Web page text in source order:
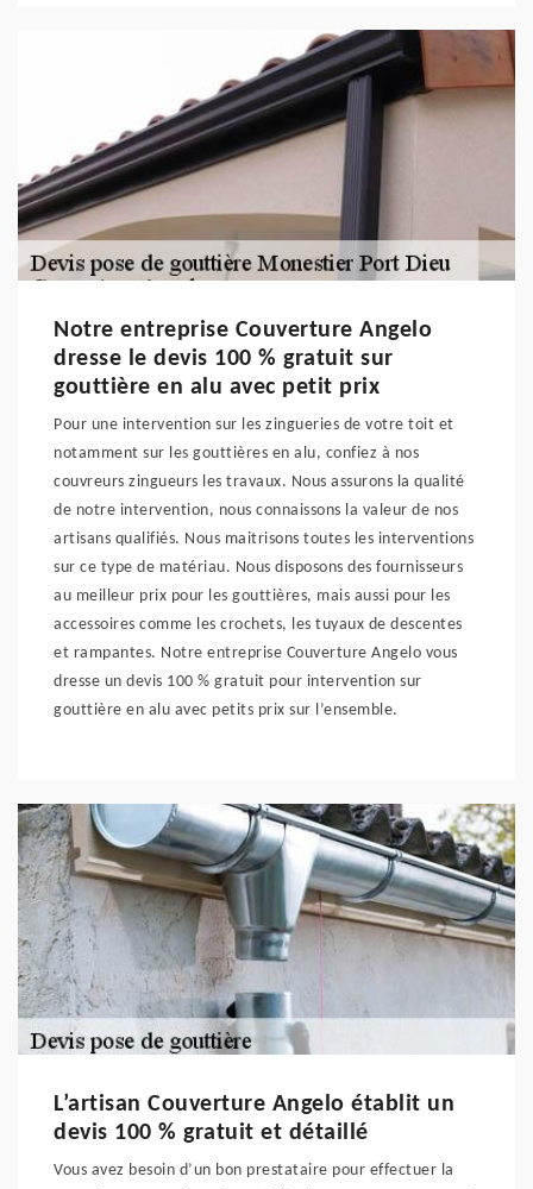
Notre entreprise Couverture Angelo
dresse le devis 100 % gratuit sur
gouttière en alu avec petit prix
Pour une intervention sur les zingueries de votre toit et
notamment sur les gouttières en alu, confiez à nos
couvreurs zingueurs les travaux. Nous assurons la qualité
de notre intervention, nous connaissons la valeur de nos
artisans qualifiés. Nous maitrisons toutes les interventions
sur ce type de matériau. Nous disposons des fournisseurs
au meilleur prix pour les gouttières, mais aussi pour les
accessoires comme les crochets, les tuyaux de descentes
et rampantes. Notre entreprise Couverture Angelo vous
dresse un devis 100 % gratuit pour intervention sur
gouttière en alu avec petits prix sur l’ensemble.
L’artisan Couverture Angelo établit un
devis 100 % gratuit et détaillé
Vous avez besoin d’un bon prestataire pour effectuer la